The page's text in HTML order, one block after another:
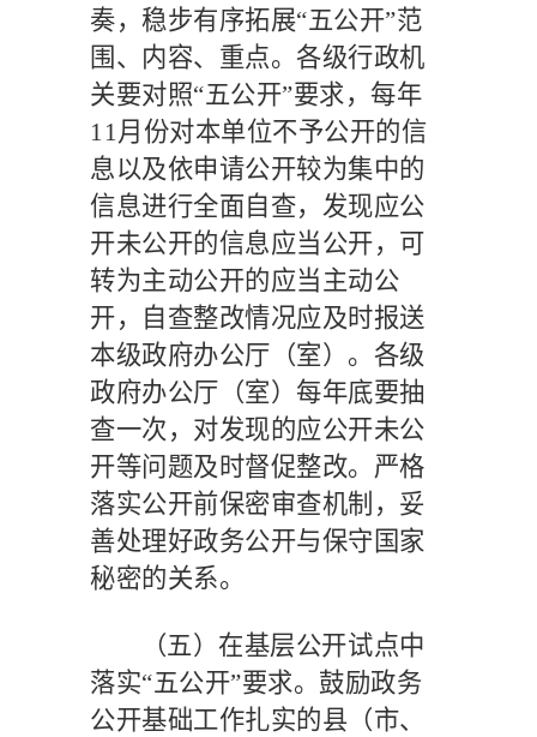
奏，稳步有序拓展“五公开”范
围、内容、重点。各级行政机
关要对照“五公开”要求，每年
11月份对本单位不予公开的信
息以及依申请公开较为集中的
信息进行全面自查，发现应公
开未公开的信息应当公开，可
转为主动公开的应当主动公
开，自查整改情况应及时报送
本级政府办公厅（室）。各级
政府办公厅（室）每年底要抽
查一次，对发现的应公开未公
开等问题及时督促整改。严格
落实公开前保密审查机制，妥
善处理好政务公开与保守国家
秘密的关系。
（五）在基层公开试点中
落实“五公开”要求。 鼓励政务
公开基础工作扎实的县（市、